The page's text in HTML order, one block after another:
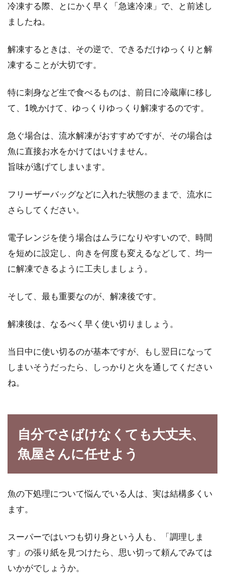
冷凍する際、とにかく早く「急速冷凍」で、と前述し
ましたね。
解凍するときは、その逆で、できるだけゆっくりと解
凍することが大切です。
特に刺身など生で食べるものは、前日に冷蔵庫に移し
て、1晩かけて、ゆっくりゆっくり解凍するのです。
急ぐ場合は、流水解凍がおすすめですが、その場合は
魚に直接お水をかけてはいけません。
旨味が逃げてしまいます。
フリーザーバッグなどに入れた状態のままで、流水に
さらしてください。
電子レンジを使う場合はムラになりやすいので、時間
を短めに設定し、向きを何度も変えるなどして、均一
に解凍できるように工夫しましょう。
そして、最も重要なのが、解凍後です。
解凍後は、なるべく早く使い切りましょう。
当日中に使い切るのが基本ですが、もし翌日になって
しまいそうだったら、しっかりと火を通してください
ね。
自分でさばけなくても大丈夫、
魚屋さんに任せよう
魚の下処理について悩んでいる人は、実は結構多くい
ます。
スーパーではいつも切り身という人も、「調理しま
す」の張り紙を見つけたら、思い切って頼んでみては
いかがでしょうか。